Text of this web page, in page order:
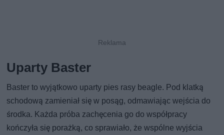
Uparty Baster
Baster to wyjątkowo uparty pies rasy beagle. Pod klatką
schodową zamieniał się w posąg, odmawiając wejścia do
środka. Każda próba zachęcenia go do współpracy
kończyła się porażką, co sprawiało, że wspólne wyjścia